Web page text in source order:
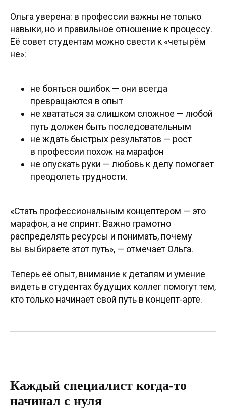
Ольга уверена: в профессии важны не только
навыки, но и правильное отношение к процессу.
Её совет студентам можно свести к «четырём
не»:
не бояться ошибок — они всегда
превращаются в опыт
не хвататься за слишком сложное — любой
путь должен быть последовательным
не ждать быстрых результатов — рост
в профессии похож на марафон
не опускать руки — любовь к делу помогает
преодолеть трудности.
«Стать профессиональным концептером — это
марафон, а не спринт. Важно грамотно
распределять ресурсы и понимать, почему
вы выбираете этот путь», — отмечает Ольга.
Теперь её опыт, внимание к деталям и умение
видеть в студентах будущих коллег помогут тем,
кто только начинает свой путь в концепт-арте.
Каждый специалист когда-то
начинал с нуля
©2026. Все права защищены
Центр дизайна Artplay
105120, Москва, ул. Нижняя Сыромятническая,
АНО ВО «Универсальный Университет»
+7 (495) 640-30-14
О школе
Политика конфиденциальности
Публичная оферта